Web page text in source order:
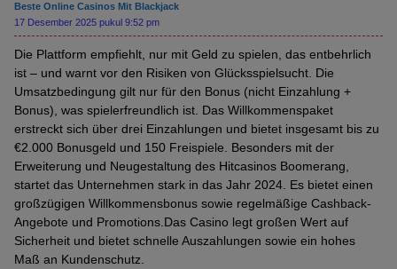
Beste Online Casinos Mit Blackjack
17 Desember 2025 pukul 9:52 pm
Die Plattform empfiehlt, nur mit Geld zu spielen, das entbehrlich
ist – und warnt vor den Risiken von Glücksspielsucht. Die
Umsatzbedingung gilt nur für den Bonus (nicht Einzahlung +
Bonus), was spielerfreundlich ist. Das Willkommenspaket
erstreckt sich über drei Einzahlungen und bietet insgesamt bis zu
€2.000 Bonusgeld und 150 Freispiele. Besonders mit der
Erweiterung und Neugestaltung des Hitcasinos Boomerang,
startet das Unternehmen stark in das Jahr 2024. Es bietet einen
großzügigen Willkommensbonus sowie regelmäßige Cashback-
Angebote und Promotions.Das Casino legt großen Wert auf
Sicherheit und bietet schnelle Auszahlungen sowie ein hohes
Maß an Kundenschutz.